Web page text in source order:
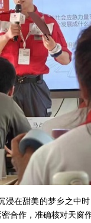
甜美的梦乡之中时
合作，准确核对天窗